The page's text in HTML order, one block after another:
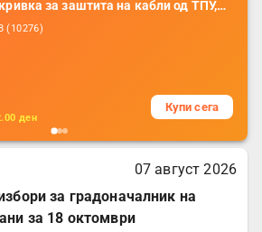
за заштита на кабли од ТПУ,
за заштита на кабли, без
за мобилни телефони, комплет
(10276)
ден
Купи сега
07 август 2026
за градоначалник на
за 18 октомври